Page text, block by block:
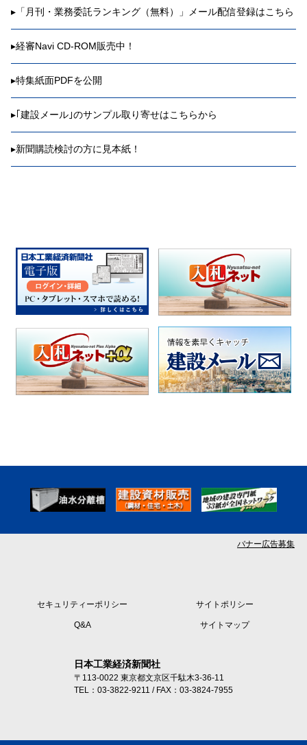
▸ 「月刊・業務委託ランキング（無料）」メール配信登録はこちら
▸経審Navi CD-ROM販売中！
▸特集紙面PDFを公開
▸ ｢建設メール｣のサンプル取り寄せはこちらから
▸新聞購読検討の方に見本紙！
バナー広告募集
セキュリティーポリシー サイトポリシー
Q&A サイトマップ
日本工業経済新聞社
〒113-0022 東京都文京区千駄木3-36-11
TEL：03-3822-9211 / FAX：03-3824-7955